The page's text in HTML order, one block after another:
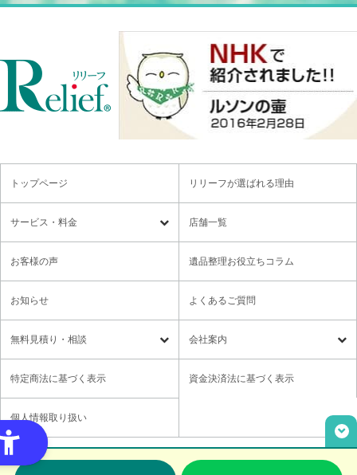
トップページ リリーフが選ばれる理由
サービス・料金
遺品整理 残置物撤去
特殊清掃・孤独死 ゴミ屋敷・モノ屋敷
各種セミナーのご案内 領収書の発行方法
店舗一覧
お客様の声 遺品整理お役立ちコラム
お知らせ よくあるご質問
無料⾒積り・相談
無料⾒積り・相談 LINE無料相談
ご意見箱
取材・講演依頼
会社案内
社長メッセージ
特定商法に基づく表示 資金決済法に基づく表示
個人情報取り扱い
Copyright© Relief,Inc All rights reserved.